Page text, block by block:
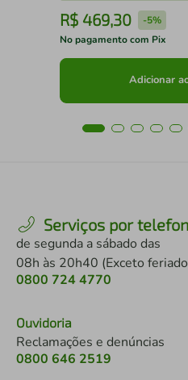
R$ 469,30 -5%
No pagamento com Pix
Adicionar
Serviços por
de segunda a sábado das
08h às 20h40 (Exceto
0800 724 4770
Ouvidoria
Reclamações e denúncias
0800 646 2519